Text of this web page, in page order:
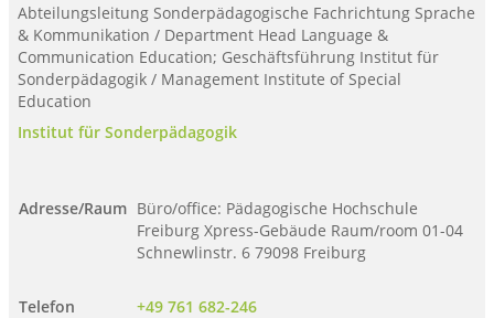
Abteilungsleitung Sonderpädagogische Fachrichtung Sprache
& Kommunikation / Department Head Language &
Communication Education; Geschäftsführung Institut für
Sonderpädagogik / Management Institute of Special
Education
Institut für Sonderpädagogik
Adresse/Raum Büro/office: Pädagogische Hochschule
Freiburg Xpress-Gebäude Raum/room 01-04
Schnewlinstr. 6 79098 Freiburg
Telefon
+49 761 682-246